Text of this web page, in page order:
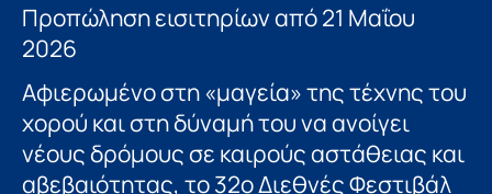
Προπώληση εισιτηρίων από 21 Μαΐου
2026
Αφιερωμένο στη «μαγεία» της τέχνης του
χορού και στη δύναμή του να ανοίγει
νέους δρόμους σε καιρούς αστάθειας και
αβεβαιότητας, το 32ο Διεθνές Φεστιβάλ